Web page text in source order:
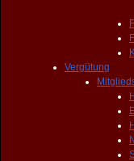
Vergütung